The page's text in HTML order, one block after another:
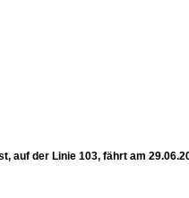
auf der Linie 103, fährt am